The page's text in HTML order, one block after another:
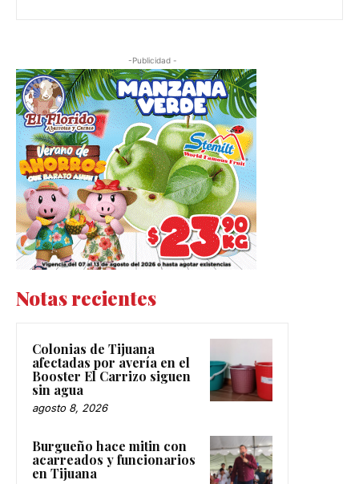
-Publicidad -
Notas recientes
Colonias de Tijuana
afectadas por avería en el
Booster El Carrizo siguen
sin agua
agosto 8, 2026
Burgueño hace mitin con
acarreados y funcionarios
en Tijuana